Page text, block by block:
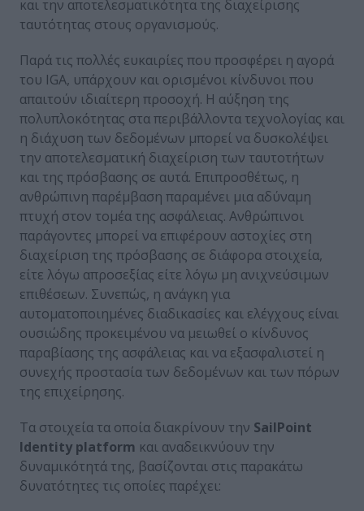
και την αποτελεσματικότητα της διαχείρισης
ταυτότητας στους οργανισμούς.
Παρά τις πολλές ευκαιρίες που προσφέρει η αγορά
του IGA, υπάρχουν και ορισμένοι κίνδυνοι που
απαιτούν ιδιαίτερη προσοχή. Η αύξηση της
πολυπλοκότητας στα περιβάλλοντα τεχνολογίας και
η διάχυση των δεδομένων μπορεί να δυσκολέψει
την αποτελεσματική διαχείριση των ταυτοτήτων
και της πρόσβασης σε αυτά. Επιπροσθέτως, η
ανθρώπινη παρέμβαση παραμένει μια αδύναμη
πτυχή στον τομέα της ασφάλειας. Ανθρώπινοι
παράγοντες μπορεί να επιφέρουν αστοχίες στη
διαχείριση της πρόσβασης σε διάφορα στοιχεία,
είτε λόγω απροσεξίας είτε λόγω μη ανιχνεύσιμων
επιθέσεων. Συνεπώς, η ανάγκη για
αυτοματοποιημένες διαδικασίες και ελέγχους είναι
ουσιώδης προκειμένου να μειωθεί ο κίνδυνος
παραβίασης της ασφάλειας και να εξασφαλιστεί η
συνεχής προστασία των δεδομένων και των πόρων
της επιχείρησης.
Τα στοιχεία τα οποία διακρίνουν την SailPoint
Identity platform και αναδεικνύουν την
δυναμικότητά της, βασίζονται στις παρακάτω
δυνατότητες τις οποίες παρέχει: